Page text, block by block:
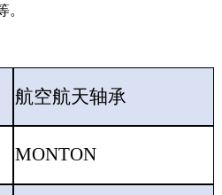
。
航空航天轴承
MONTON